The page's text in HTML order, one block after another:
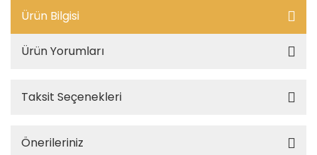
Ürün Bilgisi
Ürün Yorumları
Taksit Seçenekleri
Önerileriniz